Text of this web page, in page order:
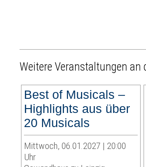
Weitere Veranstaltungen an
Best of Musicals –
Highlights aus über
20 Musicals
Mittwoch, 06.01.2027 | 20:00
Uhr